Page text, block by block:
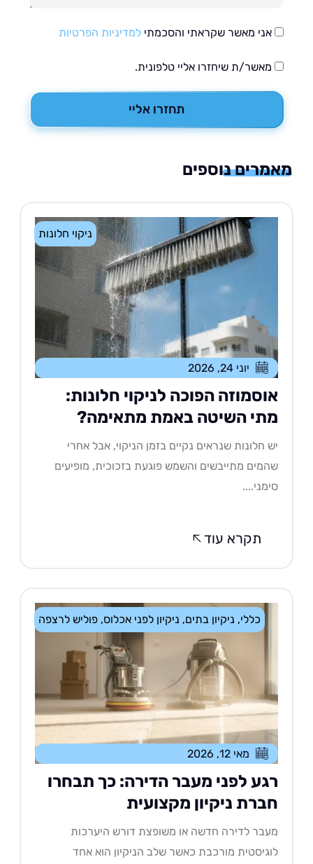
אני מאשר שקראתי והסכמתילמדיניות הפרטיות
מאשר/ת שיחזרו אליי טלפונית.
תחזרו אליי
נוספים
ניקוי חלונות
יוני 24, 2026
הפוכה לניקוי חלונות:
השיטה באמת מתאימה?
חלונות שנראים נקיים בזמן הניקוי, אבל אחרי
מתייבשים והשמש פוגעת בזכוכית, מופיעים
תקרא עוד
ניקיון בתים,ניקיון לפני אכלוס,פוליש לרצפה
מאי 12, 2026
לפני מעבר הדירה: כך תבחרו
ניקיון מקצועית
לדירה חדשה או משופצת דורש היערכות
מורכבת כאשר שלב הניקיון הוא אחד